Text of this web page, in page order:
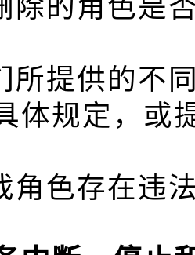
除的角色是
所提供的不
体规定，或